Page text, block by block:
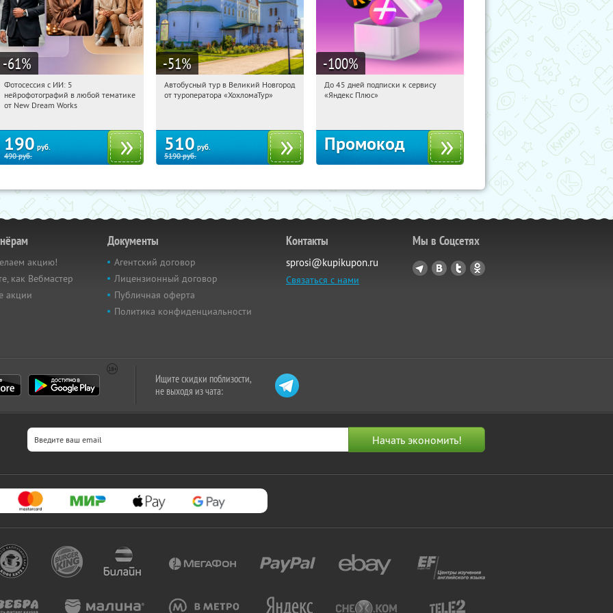
-61%
10:28:25
Россия
Фотосессия с ИИ: 5
нейрофотографий в любой тематике
от New Dream Works
190 руб.
490руб.
-51%
10:28:25 Купили:2
Автобусный тур в Великий Новгород
от туроператора «ХохломаТур»
510 руб.
5190руб.
-100%
10:28:25 Получили:
До 45 дней подписки к сервису
«Яндекс Плюс»
Промокод
акцию!
как Вебмастер
акции
Документы
Агентский договор
Лицензионный договор
Публичная оферта
Политика конфиденциальности
Контакты
sprosi@kupikupon.ru
Связаться с нами
Мы в Соцсетях
Ищите скидки поблизости,
не выходя из чата: